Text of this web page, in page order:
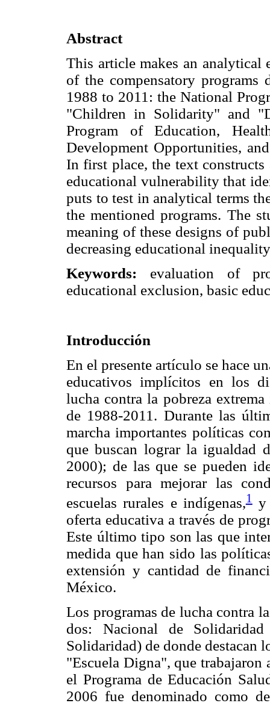
Abstract
This article makes an analytical
of the compensatory
1988 to 2011: the National
"Children in Solidarity" and
Program of Education,
Development Opportunities,
In first place, the text
educational vulnerability that
puts to test in analytical terms
the mentioned programs. The
meaning of these designs of
decreasing educational
Keywords: evaluation of
educational exclusion, basic
Introducción
En el presente artículo se hace
educativos implícitos en los
lucha contra la pobreza
de 1988-2011. Durante las
marcha importantes políticas
que buscan lograr la igualdad
2000); de las que se pueden
recursos para mejorar las
escuelas rurales e indígenas,1y
oferta educativa a través de
Este último tipo son las que
medida que han sido las
extensión y cantidad de
México.
Los programas de lucha contra
dos: Nacional de
Solidaridad) de donde destacan
"Escuela Digna", que
el Programa de Educación
2006 fue denominado como